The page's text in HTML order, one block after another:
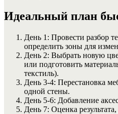
Идеальный план
День 1: Провести разбор
определить зоны для
День 2: Выбрать новую
или подготовить
текстиль).
День 3-4: Перестановка
одной стены.
День 5-6: Добавление
День 7: Оценка